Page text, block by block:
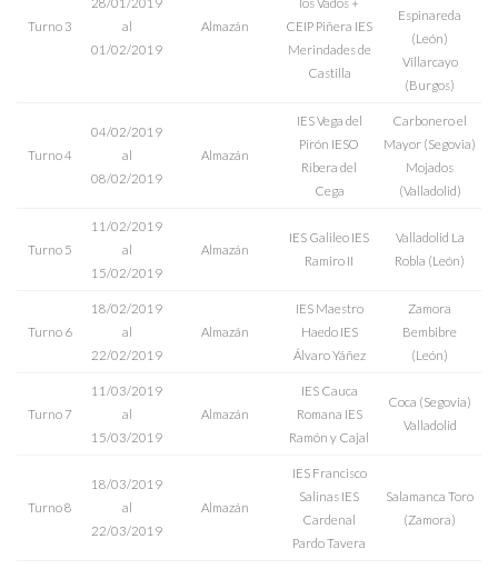
Turno 3
al
01/02/2019
Almazán
CEIP Piñera IES
Merindades de
Castilla
Espinareda
(León)
Villarcayo
(Burgos)
Turno 4
04/02/2019
al
08/02/2019
Almazán
IES Vega del
Pirón IESO
Ribera del
Cega
Carbonero el
Mayor (Segovia)
Mojados
(Valladolid)
Turno 5
11/02/2019
al
15/02/2019
Almazán
IES Galileo IES
Ramiro II
Valladolid La
Robla (León)
Turno 6
18/02/2019
al
22/02/2019
Almazán
IES Maestro
Haedo IES
Álvaro Yáñez
Zamora
Bembibre
(León)
Turno 7
11/03/2019
al
15/03/2019
Almazán
IES Cauca
Romana IES
Ramón y Cajal
Coca (Segovia)
Valladolid
Turno 8
18/03/2019
al
22/03/2019
Almazán
IES Francisco
Salinas IES
Cardenal
Pardo Tavera
Salamanca Toro
(Zamora)